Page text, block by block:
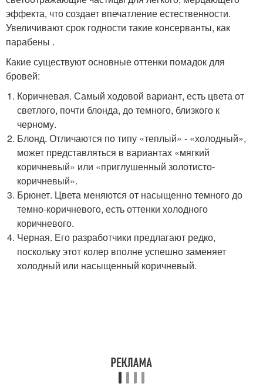
эффекта, что создает впечатление естественности.
Увеличивают срок годности такие консерванты, как
парабены .
Какие существуют основные оттенки помадок для
бровей:
Коричневая. Самый ходовой вариант, есть цвета от
светлого, почти блонда, до темного, близкого к
черному.
Блонд. Отличаются по типу «теплый» - «холодный»,
может представляться в вариантах «мягкий
коричневый» или «приглушенный золотисто-
коричневый».
Брюнет. Цвета меняются от насыщенно темного до
темно-коричневого, есть оттенки холодного
коричневого.
Черная. Его разработчики предлагают редко,
поскольку этот колер вполне успешно заменяет
холодный или насыщенный коричневый.